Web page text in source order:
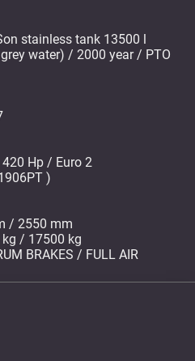
stainless tank 13500 l
water) / 2000 year / PTO
Hp / Euro 2
)
/ 2550 mm
/ 17500 kg
BRAKES / FULL AIR